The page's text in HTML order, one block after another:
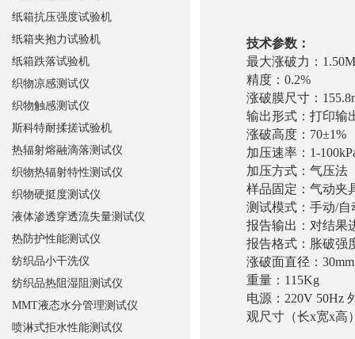
技术参数：
最大涨破力：
精度：0.2%
涨破膜尺寸：
输出形式：打印输
涨破高度：70±1%
加压速率：1-
加压方式：气压法
样品固定：气动夹
测试模式：手动/
报告输出：对结果
报告格式：胀破强
涨破面直径：
重量：115Kg
电源：220V 50Hz
观尺寸（长x宽x高
纸箱抗压强度试验机
纸箱夹抱力试验机
纸箱跌落试验机
织物凉感测试仪
织物触感测试仪
斯科特耐揉搓试验机
热辐射熔融滴落测试仪
织物热辐射特性测试仪
织物硬挺度测试仪
液体渗透穿透流失量测试仪
热防护性能测试仪
纺织品小干洗仪
纺织品热阻湿阻测试仪
MMT液态水分管理测试仪
喷淋式拒水性能测试仪